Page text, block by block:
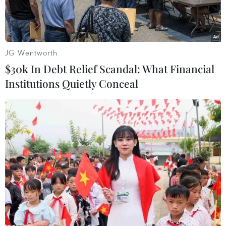
Bên trong cơ sở hạt nhân Natanz của Iran. (Ảnh: IRNA/TTXVN)
Cơ quan Năng lượng Nguyên tử Quốc tế (IAEA)
đã cảnh báo về nguy cơ phổ biến hạt nhân sau
khi không thể xác minh tình trạng kho dự trữ
urani làm giàu cao của Iran trong gần một năm
qua, đồng thời kêu gọi Tehran cho phép các
JG Wentworth
$30k In Debt Relief Scandal: What Financial
Institutions Quietly Conceal